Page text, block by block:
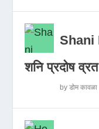
Shani
शनि प्रदोष
byडोम कावळा